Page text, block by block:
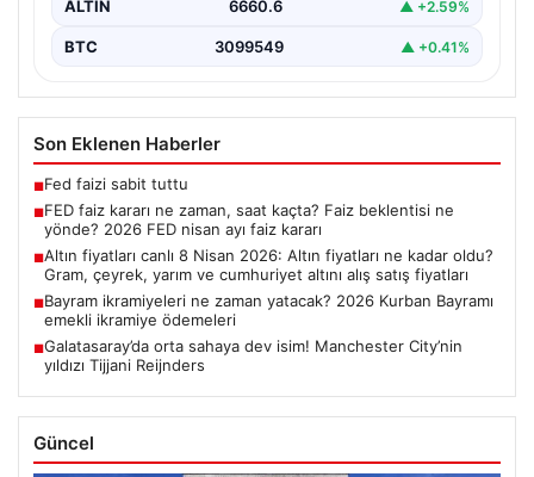
ALTIN 6660.6 ▲ +2.59%
BTC 3099549 ▲ +0.41%
Son Eklenen Haberler
■Fed faizi sabit tuttu
■FED faiz kararı ne zaman, saat kaçta? Faiz beklentisi ne
yönde? 2026 FED nisan ayı faiz kararı
■Altın fiyatları canlı 8 Nisan 2026: Altın fiyatları ne kadar oldu?
Gram, çeyrek, yarım ve cumhuriyet altını alış satış fiyatları
■Bayram ikramiyeleri ne zaman yatacak? 2026 Kurban Bayramı
emekli ikramiye ödemeleri
■Galatasaray’da orta sahaya dev isim! Manchester City’nin
yıldızı Tijjani Reijnders
Güncel